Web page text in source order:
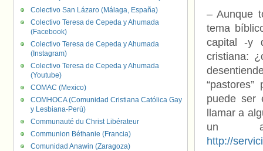
– Aunque
tema
capital -y
cristiana:
puede ser
llamar a
un
http://
Colectivo San Lázaro (Málaga, España)
Colectivo Teresa de Cepeda y Ahumada
(Facebook)
Colectivo Teresa de Cepeda y Ahumada
(Instagram)
Colectivo Teresa de Cepeda y Ahumada
(Youtube)
COMAC (Mexico)
COMHOCA (Comunidad Cristiana Católica Gay
y Lesbiana-Perú)
Communauté du Christ Libérateur
Communion Béthanie (Francia)
Comunidad Anawin (Zaragoza)